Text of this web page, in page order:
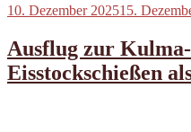
Veröffentlicht
10. Dezember 202515.
Ausflug zur
Eisstockschießen